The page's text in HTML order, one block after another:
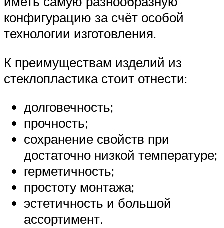
конфигурацию за счёт особой
технологии изготовления.
К преимуществам изделий из
стеклопластика стоит отнести:
долговечность;
прочность;
сохранение свойств при
достаточно низкой температуре;
герметичность;
простоту монтажа;
эстетичность и большой
ассортимент.